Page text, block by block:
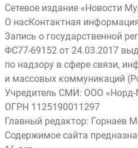
Сетевое издание «Новости
О насКонтактная
Запись о государственной
ФС77-69152 от 24.03.2017
по надзору в сфере связи,
и массовых коммуникаций
Учредитель СМИ: ООО
ОГРН 1125190011297
Главный редактор: Горнаев
Содержимое сайта